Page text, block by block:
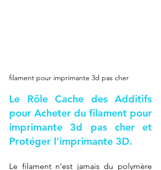
filament pour imprimante 3d pas cher
Le Rôle Cache des Additifs
pour Acheter du filament pour
imprimante 3d pas cher et
Protéger l'imprimante 3D.
Le filament n'est jamais du polymère